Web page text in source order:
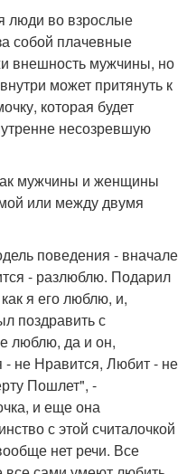
люди во взрослые
собой плачевные
внешность мужчины, но
может притянуть к
которая будет
несозревшую
мужчины и женщины
или между двумя
поведения - вначале
- разлюблю. Подарил
я его люблю, и,
поздравить с
люблю, да и он,
не Нравится, Любит - не
Пошлет", -
и еще она
с этой считалочкой
нет речи. Все